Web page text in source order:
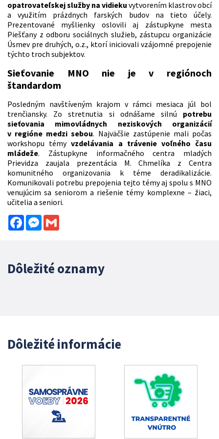
opatrovateľskej služby na vidieku vytvorením klastrov obcí
a využitím prázdnych farských budov na tieto účely.
Prezentované myšlienky oslovili aj zástupkyne mesta
Piešťany z odboru sociálnych služieb, zástupcu organizácie
Úsmev pre druhých, o.z., ktorí iniciovali vzájomné prepojenie
týchto troch subjektov.
Sieťovanie MNO nie je v regiónoch
štandardom
Posledným navštíveným krajom v rámci mesiaca júl bol
trenčiansky. Zo stretnutia si odnášame silnú potrebu
sieťovania mimovládnych neziskových organizácií
v regióne medzi sebou. Najväčšie zastúpenie mali počas
workshopu témyvzdelávania a trávenie voľného času
mládeže. Zástupkyne informačného centra mladých
Prievidza zaujala prezentácia M. Chmelíka z Centra
komunitného organizovania k téme deradikalizácie.
Komunikovali potrebu prepojenia tejto témy aj spolu s MNO
venujúcim sa seniorom a riešenie témy komplexne – žiaci,
učitelia a seniori.
FacebookMessenger
Dôležité oznamy
Dôležité informácie